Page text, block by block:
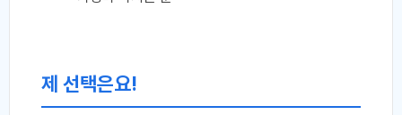
제 선택은요!